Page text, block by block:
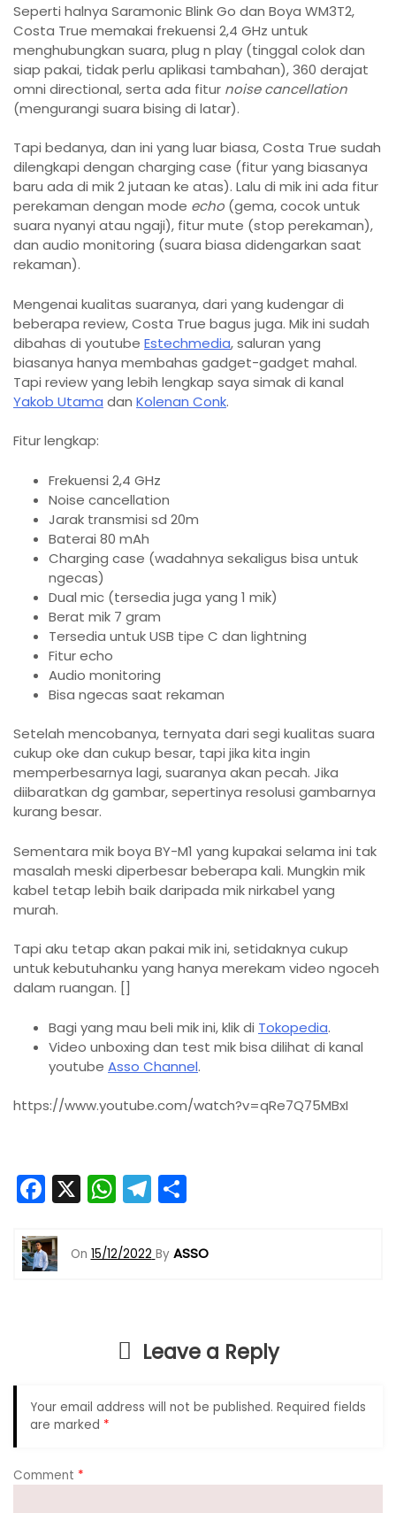
Seperti halnya Saramonic Blink Go dan Boya WM3T2,
Costa True memakai frekuensi 2,4 GHz untuk
menghubungkan suara, plug n play (tinggal colok dan
siap pakai, tidak perlu aplikasi tambahan), 360 derajat
omni directional, serta ada fitur noise cancellation
(mengurangi suara bising di latar).
Tapi bedanya, dan ini yang luar biasa, Costa True sudah
dilengkapi dengan charging case (fitur yang biasanya
baru ada di mik 2 jutaan ke atas). Lalu di mik ini ada fitur
perekaman dengan mode echo (gema, cocok untuk
suara nyanyi atau ngaji), fitur mute (stop perekaman),
dan audio monitoring (suara biasa didengarkan saat
rekaman).
Mengenai kualitas suaranya, dari yang kudengar di
beberapa review, Costa True bagus juga. Mik ini sudah
dibahas di youtube Estechmedia, saluran yang
biasanya hanya membahas gadget-gadget mahal.
Tapi review yang lebih lengkap saya simak di kanal
Yakob Utama dan Kolenan Conk.
Fitur lengkap:
Frekuensi 2,4 GHz
Noise cancellation
Jarak transmisi sd 20m
Baterai 80 mAh
Charging case (wadahnya sekaligus bisa untuk
ngecas)
Dual mic (tersedia juga yang 1 mik)
Berat mik 7 gram
Tersedia untuk USB tipe C dan lightning
Fitur echo
Audio monitoring
Bisa ngecas saat rekaman
Setelah mencobanya, ternyata dari segi kualitas suara
cukup oke dan cukup besar, tapi jika kita ingin
memperbesarnya lagi, suaranya akan pecah. Jika
diibaratkan dg gambar, sepertinya resolusi gambarnya
kurang besar.
Sementara mik boya BY-M1 yang kupakai selama ini tak
masalah meski diperbesar beberapa kali. Mungkin mik
kabel tetap lebih baik daripada mik nirkabel yang
murah.
Tapi aku tetap akan pakai mik ini, setidaknya cukup
untuk kebutuhanku yang hanya merekam video ngoceh
dalam ruangan. []
Bagi yang mau beli mik ini, klik di Tokopedia.
Video unboxing dan test mik bisa dilihat di kanal
youtube Asso Channel.
https://www.youtube.com/watch?v=qRe7Q75MBxI
F
a
c
e
X W
h
a
ts
p
T
el
e
gr
ar
On 15/12/2022 By ASSO
Leave a Reply
Your email address will not be published. Required fields
are marked *
Comment *